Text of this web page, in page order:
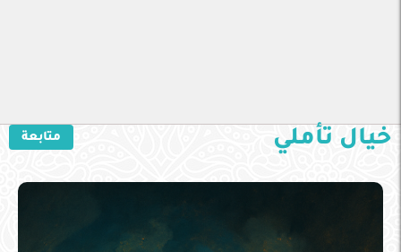
خيال تأملي متابعة